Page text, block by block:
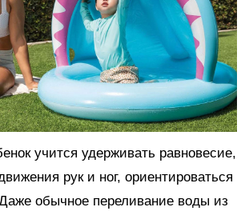
учится удерживать равновесие,
рук и ног, ориентироваться
обычное переливание воды из